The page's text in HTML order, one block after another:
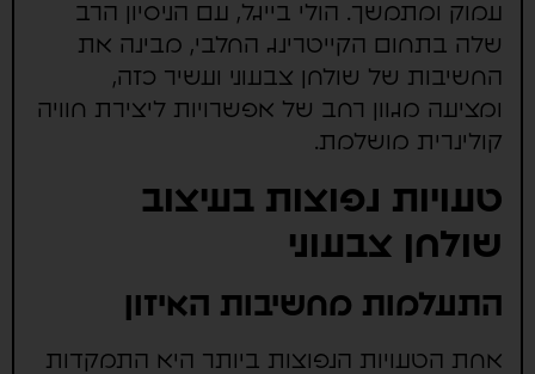
עמוק ומתמשך. הולי בייגל, עם הניסיון הרב
שלה בתחום הקייטרינג החלבי, מבינה את
החשיבות של שולחן צבעוני ועשיר כזה,
ומציעה מגוון רחב של אפשרויות ליצירת חוויה
קולינרית מושלמת.
טעויות נפוצות בעיצוב
שולחן צבעוני
התעלמות מחשיבות האיזון
אחת הטעויות הנפוצות ביותר היא התמקדות